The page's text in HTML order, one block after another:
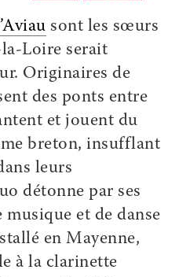
sont les sœurs
la-Loire serait
Originaires de
des ponts entre
et jouent du
breton, insufflant
leurs
détonne par ses
et de danse
en Mayenne,
à la clarinette